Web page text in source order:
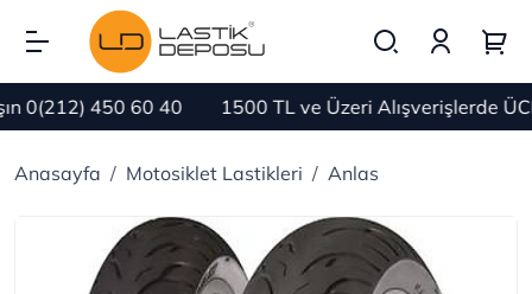
450 60 40 1500 TL ve Üzeri Alışverişlerde
Anasayfa Motosiklet Lastikleri Anlas